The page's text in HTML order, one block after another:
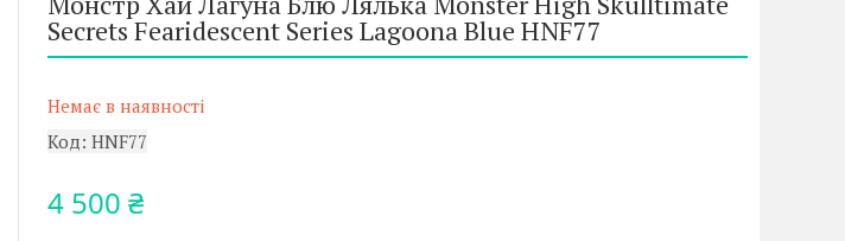
Secrets Fearidescent Series Lagoona Blue HNF77
Немає в наявності
Код: HNF77
4 500 ₴